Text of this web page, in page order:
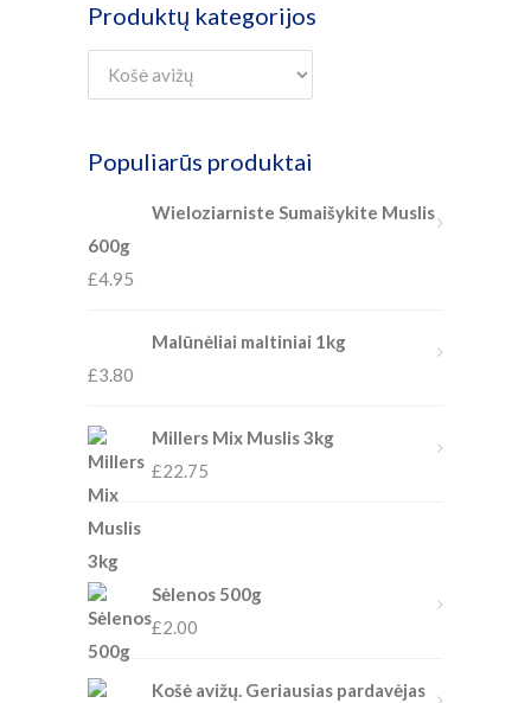
Produktų kategorijos
Populiarūs produktai
Wieloziarniste Sumaišykite Muslis
600g
£4.95
Malūnėliai maltiniai 1kg
£3.80
Millers Mix Muslis 3kg
£22.75
Sėlenos 500g
£2.00
Košė avižų. Geriausias pardavėjas